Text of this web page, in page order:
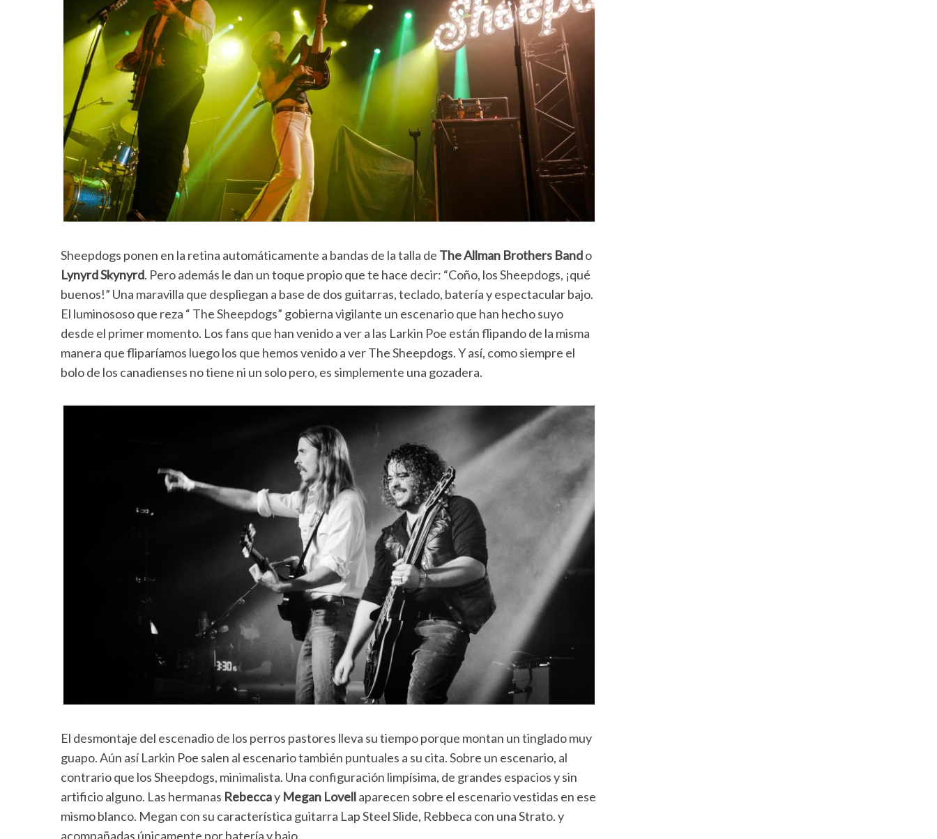
Sheepdogs ponen en la retina automáticamente a bandas de la talla de The Allman Brothers Bando
Lynyrd Skynyrd. Pero además le dan un toque propio que te hace decir: “Coño, los Sheepdogs, ¡qué
buenos!” Una maravilla que despliegan a base de dos guitarras, teclado, batería y espectacular bajo.
El luminososo que reza “ The Sheepdogs” gobierna vigilante un escenario que han hecho suyo
desde el primer momento. Los fans que han venido a ver a las Larkin Poe están flipando de la misma
manera que fliparíamos luego los que hemos venido a ver The Sheepdogs. Y así, como siempre el
bolo de los canadienses no tiene ni un solo pero, es simplemente una gozadera.
El desmontaje del escenadio de los perros pastores lleva su tiempo porque montan un tinglado muy
guapo. Aún así Larkin Poe salen al escenario también puntuales a su cita. Sobre un escenario, al
contrario que los Sheepdogs, minimalista. Una configuración limpísima, de grandes espacios y sin
artificio alguno. Las hermanas Rebeccay Megan Lovellaparecen sobre el escenario vestidas en ese
mismo blanco. Megan con su característica guitarra Lap Steel Slide, Rebbeca con una Strato. y
acompañadas únicamente por batería y bajo.